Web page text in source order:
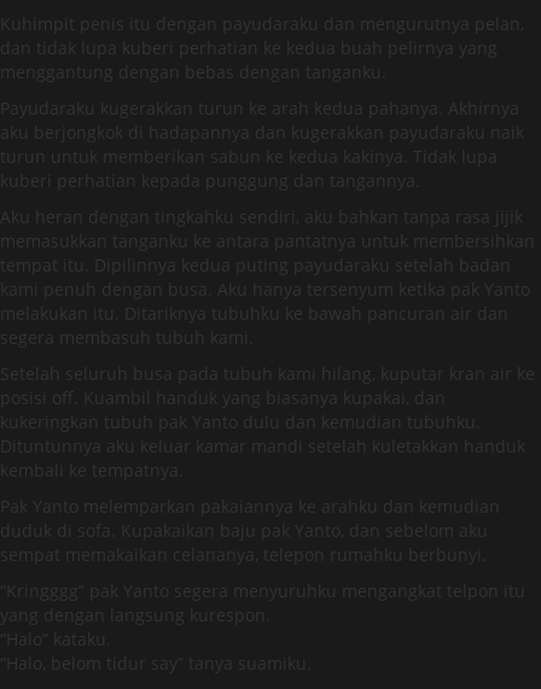
Kuhimpit penis itu dengan payudaraku dan mengurutnya pelan,
dan tidak lupa kuberi perhatian ke kedua buah pelirnya yang
menggantung dengan bebas dengan tanganku.
Payudaraku kugerakkan turun ke arah kedua pahanya. Akhirnya
aku berjongkok di hadapannya dan kugerakkan payudaraku naik
turun untuk memberikan sabun ke kedua kakinya. Tidak lupa
kuberi perhatian kepada punggung dan tangannya.
Aku heran dengan tingkahku sendiri, aku bahkan tanpa rasa jijik
memasukkan tanganku ke antara pantatnya untuk membersihkan
tempat itu. Dipilinnya kedua puting payudaraku setelah badan
kami penuh dengan busa. Aku hanya tersenyum ketika pak Yanto
melakukan itu. Ditariknya tubuhku ke bawah pancuran air dan
segera membasuh tubuh kami.
Setelah seluruh busa pada tubuh kami hilang, kuputar kran air ke
posisi off. Kuambil handuk yang biasanya kupakai, dan
kukeringkan tubuh pak Yanto dulu dan kemudian tubuhku.
Dituntunnya aku keluar kamar mandi setelah kuletakkan handuk
kembali ke tempatnya.
Pak Yanto melemparkan pakaiannya ke arahku dan kemudian
duduk di sofa. Kupakaikan baju pak Yanto, dan sebelom aku
sempat memakaikan celananya, telepon rumahku berbunyi.
“Kringggg” pak Yanto segera menyuruhku mengangkat telpon itu
yang dengan langsung kurespon.
“Halo” kataku.
“Halo, belom tidur say” tanya suamiku.